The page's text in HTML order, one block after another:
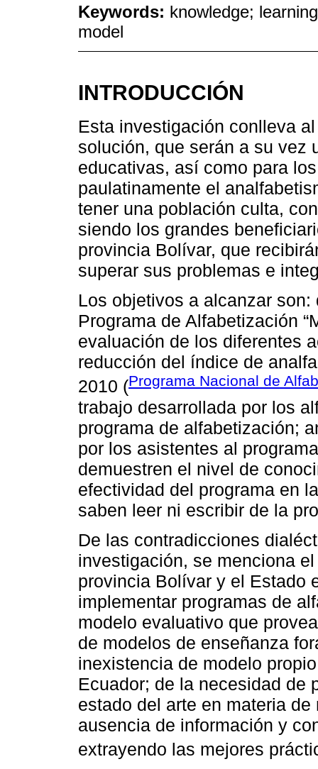
Keywords: knowledge;
model
INTRODUCCIÓN
Esta investigación conlleva
solución, que serán a su vez
educativas, así como para
paulatinamente el
tener una población culta,
siendo los grandes
provincia Bolívar, que
superar sus problemas e
Los objetivos a alcanzar
Programa de Alfabetización
evaluación de los diferentes
reducción del índice de
2010 (Programa Nacional de
trabajo desarrollada por los
programa de alfabetización;
por los asistentes al
demuestren el nivel de
efectividad del programa en
saben leer ni escribir de la
De las contradicciones
investigación, se menciona
provincia Bolívar y el Estado
implementar programas de
modelo evaluativo que
de modelos de enseñanza
inexistencia de modelo
Ecuador; de la necesidad de
estado del arte en materia
ausencia de información y
extrayendo las mejores